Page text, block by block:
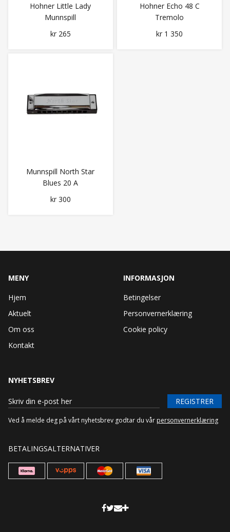
Hohner Little Lady
Munnspill
kr 265
Hohner Echo 48 C
Tremolo
kr 1 350
Munnspill North Star
Blues 20 A
kr 300
MENY
Hjem
Aktuelt
Om oss
Kontakt
INFORMASJON
Betingelser
Personvernerklæring
Cookie policy
NYHETSBREV
REGISTRER
Ved å melde deg på vårt nyhetsbrev godtar du vår personvernerklæring
BETALINGSALTERNATIVER